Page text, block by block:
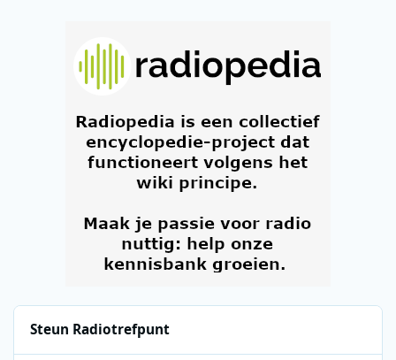
Steun Radiotrefpunt